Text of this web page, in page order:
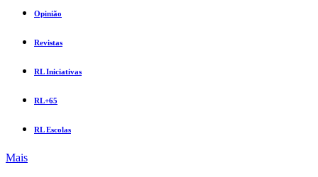
Opinião
Revistas
RL Iniciativas
RL+65
RL Escolas
Mais